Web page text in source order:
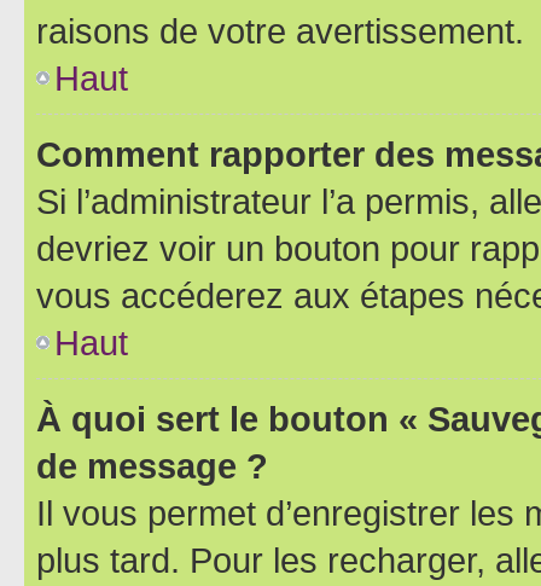
raisons de votre avertissement.
Haut
Comment rapporter des
Si l’administrateur l’a permis,
devriez voir un bouton pour
vous accéderez aux étapes
Haut
À quoi sert le bouton «
de message ?
Il vous permet d’enregistrer
plus tard. Pour les recharger,